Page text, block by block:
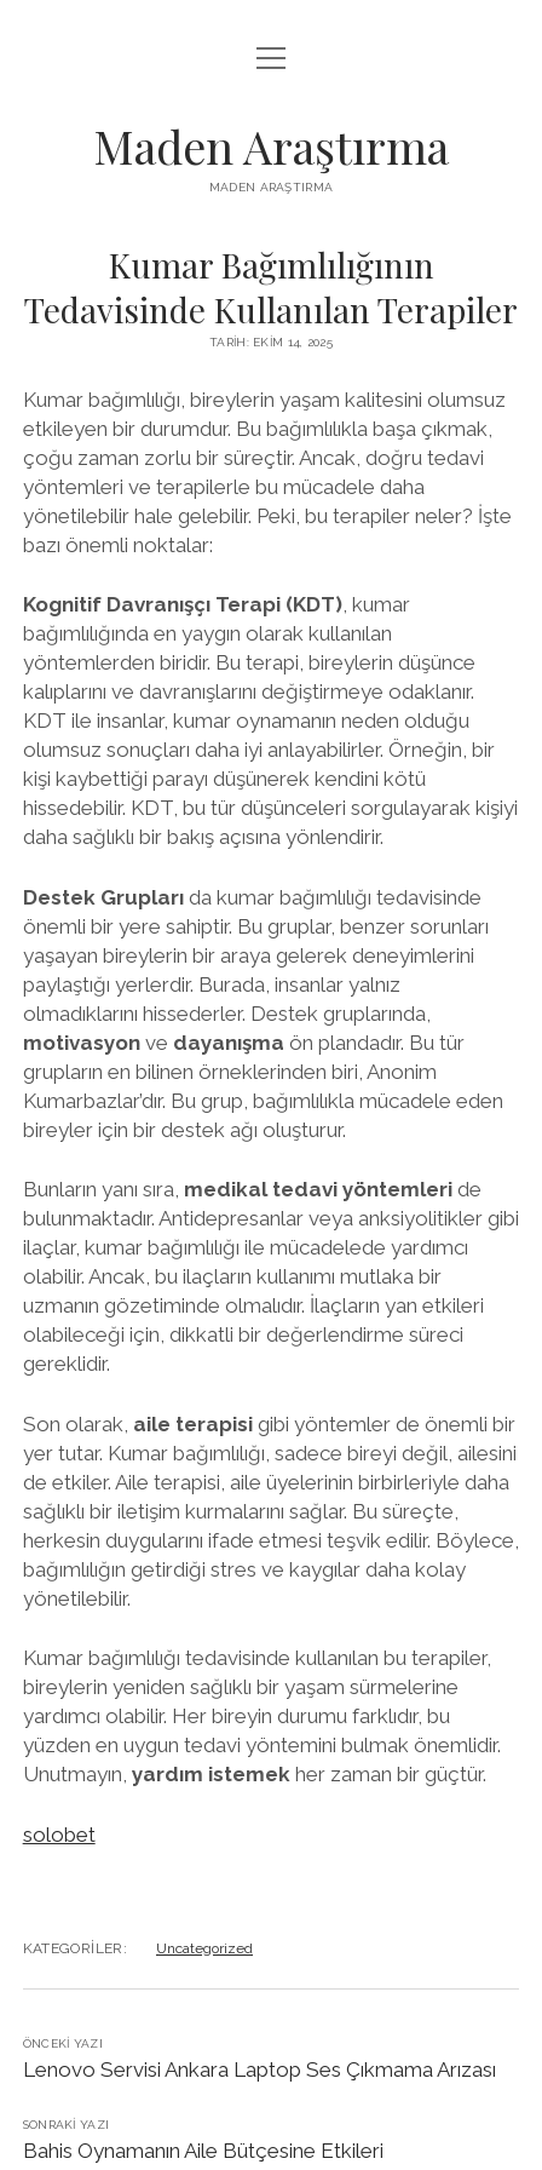
LISTE
SAYFA LISTESI
menüyü
aç
Maden Araştırma
MADEN ARAŞTIRMA
Kumar Bağımlılığının
Tedavisinde Kullanılan Terapiler
TARIH: EKIM 14, 2025
Kumar bağımlılığı, bireylerin yaşam kalitesini olumsuz
etkileyen bir durumdur. Bu bağımlılıkla başa çıkmak,
çoğu zaman zorlu bir süreçtir. Ancak, doğru tedavi
yöntemleri ve terapilerle bu mücadele daha
yönetilebilir hale gelebilir. Peki, bu terapiler neler? İşte
bazı önemli noktalar:
Kognitif Davranışçı Terapi (KDT), kumar
bağımlılığında en yaygın olarak kullanılan
yöntemlerden biridir. Bu terapi, bireylerin düşünce
kalıplarını ve davranışlarını değiştirmeye odaklanır.
KDT ile insanlar, kumar oynamanın neden olduğu
olumsuz sonuçları daha iyi anlayabilirler. Örneğin, bir
kişi kaybettiği parayı düşünerek kendini kötü
hissedebilir. KDT, bu tür düşünceleri sorgulayarak kişiyi
daha sağlıklı bir bakış açısına yönlendirir.
Destek Gruplarıda kumar bağımlılığı tedavisinde
önemli bir yere sahiptir. Bu gruplar, benzer sorunları
yaşayan bireylerin bir araya gelerek deneyimlerini
paylaştığı yerlerdir. Burada, insanlar yalnız
olmadıklarını hissederler. Destek gruplarında,
motivasyonve dayanışma ön plandadır. Bu tür
grupların en bilinen örneklerinden biri, Anonim
Kumarbazlar’dır. Bu grup, bağımlılıkla mücadele eden
bireyler için bir destek ağı oluşturur.
Bunların yanı sıra, medikal tedavi yöntemleride
bulunmaktadır. Antidepresanlar veya anksiyolitikler gibi
ilaçlar, kumar bağımlılığı ile mücadelede yardımcı
olabilir. Ancak, bu ilaçların kullanımı mutlaka bir
uzmanın gözetiminde olmalıdır. İlaçların yan etkileri
olabileceği için, dikkatli bir değerlendirme süreci
gereklidir.
Son olarak, aile terapisigibi yöntemler de önemli bir
yer tutar. Kumar bağımlılığı, sadece bireyi değil, ailesini
de etkiler. Aile terapisi, aile üyelerinin birbirleriyle daha
sağlıklı bir iletişim kurmalarını sağlar. Bu süreçte,
herkesin duygularını ifade etmesi teşvik edilir. Böylece,
bağımlılığın getirdiği stres ve kaygılar daha kolay
yönetilebilir.
Kumar bağımlılığı tedavisinde kullanılan bu terapiler,
bireylerin yeniden sağlıklı bir yaşam sürmelerine
yardımcı olabilir. Her bireyin durumu farklıdır, bu
yüzden en uygun tedavi yöntemini bulmak önemlidir.
Unutmayın, yardım istemekher zaman bir güçtür.
solobet
KATEGORILER: Uncategorized
ÖNCEKI YAZI
Lenovo Servisi Ankara Laptop Ses Çıkmama Arızası
SONRAKI YAZI
Bahis Oynamanın Aile Bütçesine Etkileri